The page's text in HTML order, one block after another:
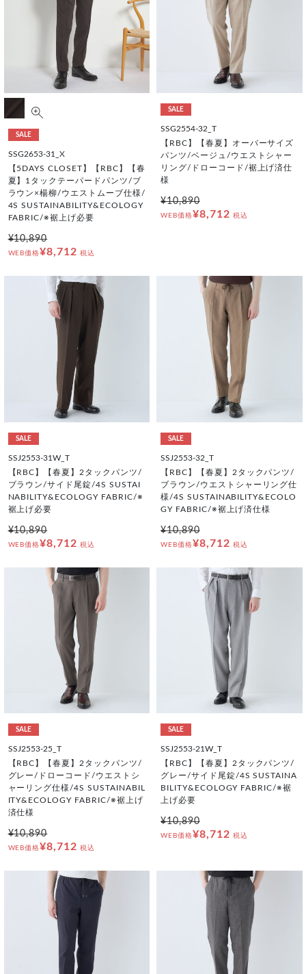
SALE
SSG2653-31_X
【5DAYS CLOSET】【RBC】【春
夏】1タックテーパードパンツ/ブ
ラウン×楊柳/ウエストムーブ仕様/
4S SUSTAINABILITY&ECOLOGY
FABRIC/※裾上げ必要
¥10,890
WEB価格¥8,712 税込
SALE
SSG2554-32_T
【RBC】【春夏】オーバーサイズ
パンツ/ベージュ/ウエストシャー
リング/ドローコード/裾上げ済仕
様
¥10,890
WEB価格¥8,712 税込
SALE
SSJ2553-31W_T
【RBC】【春夏】2タックパンツ/
ブラウン/サイド尾錠/4S SUSTAI
NABILITY&ECOLOGY FABRIC/※
裾上げ必要
¥10,890
WEB価格¥8,712 税込
SALE
SSJ2553-32_T
【RBC】【春夏】2タックパンツ/
ブラウン/ウエストシャーリング仕
様/4S SUSTAINABILITY&ECOLO
GY FABRIC/※裾上げ済仕様
¥10,890
WEB価格¥8,712 税込
SALE
SSJ2553-25_T
【RBC】【春夏】2タックパンツ/
グレー/ドローコード/ウエストシ
ャーリング仕様/4S SUSTAINABIL
ITY&ECOLOGY FABRIC/※裾上げ
済仕様
¥10,890
WEB価格¥8,712 税込
SALE
SSJ2553-21W_T
【RBC】【春夏】2タックパンツ/
グレー/サイド尾錠/4S SUSTAINA
BILITY&ECOLOGY FABRIC/※裾
上げ必要
¥10,890
WEB価格¥8,712 税込